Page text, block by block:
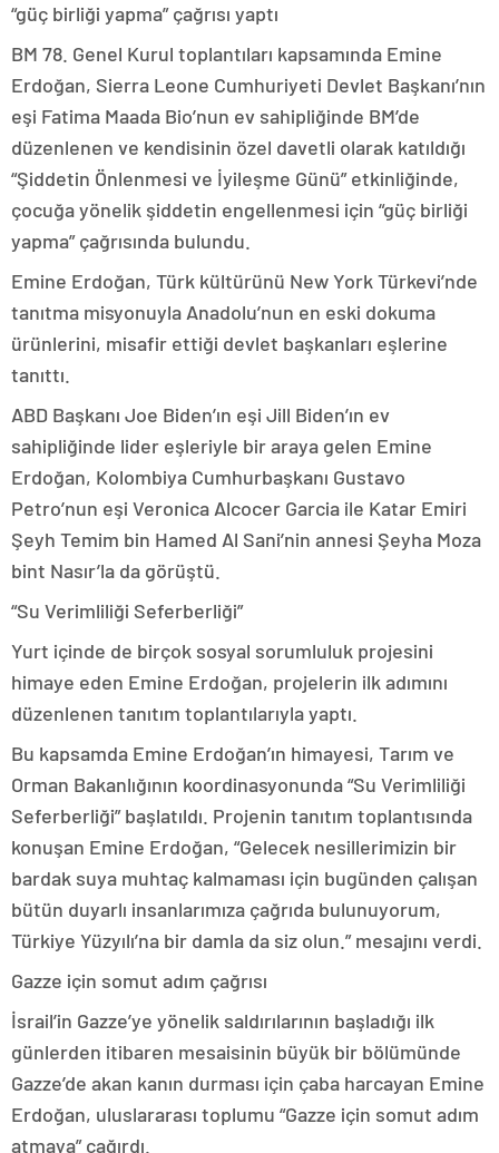
“güç birliği yapma” çağrısı yaptı
BM 78. Genel Kurul toplantıları kapsamında Emine
Erdoğan, Sierra Leone Cumhuriyeti Devlet Başkanı’nın
eşi Fatima Maada Bio’nun ev sahipliğinde BM’de
düzenlenen ve kendisinin özel davetli olarak katıldığı
“Şiddetin Önlenmesi ve İyileşme Günü” etkinliğinde,
çocuğa yönelik şiddetin engellenmesi için “güç birliği
yapma” çağrısında bulundu.
Emine Erdoğan, Türk kültürünü New York Türkevi’nde
tanıtma misyonuyla Anadolu’nun en eski dokuma
ürünlerini, misafir ettiği devlet başkanları eşlerine
tanıttı.
ABD Başkanı Joe Biden’ın eşi Jill Biden’ın ev
sahipliğinde lider eşleriyle bir araya gelen Emine
Erdoğan, Kolombiya Cumhurbaşkanı Gustavo
Petro’nun eşi Veronica Alcocer Garcia ile Katar Emiri
Şeyh Temim bin Hamed Al Sani’nin annesi Şeyha Moza
bint Nasır’la da görüştü.
“Su Verimliliği Seferberliği”
Yurt içinde de birçok sosyal sorumluluk projesini
himaye eden Emine Erdoğan, projelerin ilk adımını
düzenlenen tanıtım toplantılarıyla yaptı.
Bu kapsamda Emine Erdoğan’ın himayesi, Tarım ve
Orman Bakanlığının koordinasyonunda “Su Verimliliği
Seferberliği” başlatıldı. Projenin tanıtım toplantısında
konuşan Emine Erdoğan, “Gelecek nesillerimizin bir
bardak suya muhtaç kalmaması için bugünden çalışan
bütün duyarlı insanlarımıza çağrıda bulunuyorum,
Türkiye Yüzyılı’na bir damla da siz olun.” mesajını verdi.
Gazze için somut adım çağrısı
İsrail’in Gazze’ye yönelik saldırılarının başladığı ilk
günlerden itibaren mesaisinin büyük bir bölümünde
Gazze’de akan kanın durması için çaba harcayan Emine
Erdoğan, uluslararası toplumu “Gazze için somut adım
atmaya” çağırdı.